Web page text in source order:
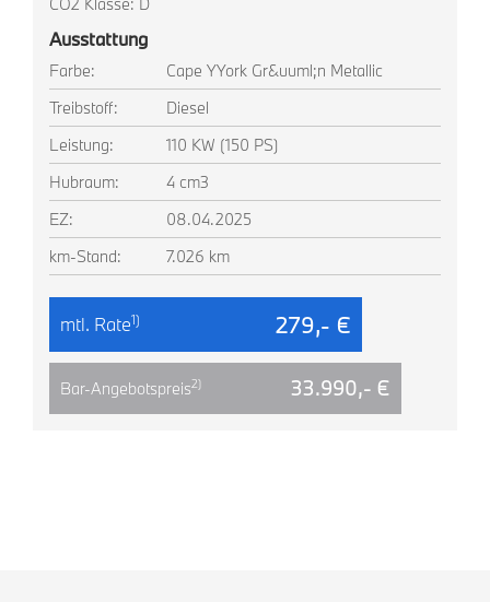
Ausstattung
Farbe:
Cape YYork Gr&uuml;n Metallic
Treibstoff:
Diesel
Leistung:
110 KW (150 PS)
Hubraum:
4 cm3
EZ:
08.04.2025
km-Stand:
7.026 km
mtl. Rate1) 279,- €
Bar-Angebotspreis2) 33.990,- €